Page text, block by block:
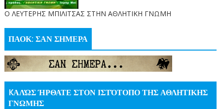
O ΛΕΥΤΕΡΗΣ ΜΠΙΛΙΤΣΑΣ ΣΤΗΝ ΑΘΛΗΤΙΚΗ ΓΝΩΜΗ
ΠΑΟΚ: ΣΑΝ ΣΗΜΕΡΑ
KΑΛΏΣ ΉΡΘΑΤΕ ΣΤΟΝ ΙΣΤΌΤΟΠΟ ΤΗΣ ΑΘΛΗΤΙΚΗΣ
ΓΝΩΜΗΣ